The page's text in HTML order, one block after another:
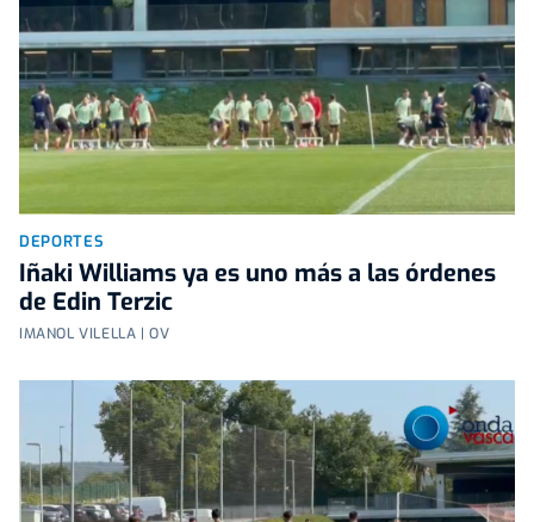
DEPORTES
Iñaki Williams ya es uno más a las órdenes
de Edin Terzic
IMANOL VILELLA | OV